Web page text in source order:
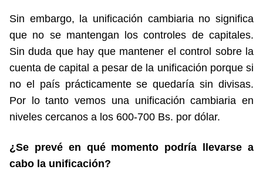
Sin embargo, la unificación cambiaria no significa
que no se mantengan los controles de capitales.
Sin duda que hay que mantener el control sobre la
cuenta de capital a pesar de la unificación porque si
no el país prácticamente se quedaría sin divisas.
Por lo tanto vemos una unificación cambiaria en
niveles cercanos a los 600-700 Bs. por dólar.
¿Se prevé en qué momento podría llevarse a
cabo la unificación?